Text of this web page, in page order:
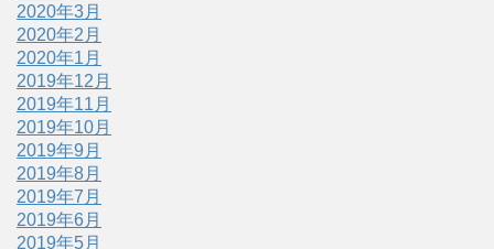
2020年3月
2020年2月
2020年1月
2019年12月
2019年11月
2019年10月
2019年9月
2019年8月
2019年7月
2019年6月
2019年5月